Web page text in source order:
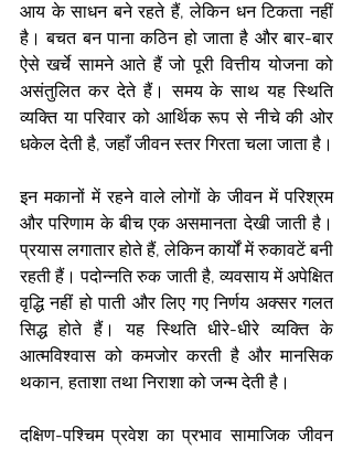
आय के साधन बने रहते हैं, लेकिन धन टिकता नहीं
है। बचत बन पाना कठिन हो जाता है और बार-बार
ऐसे खर्चे सामने आते हैं जो पूरी वित्तीय योजना को
असंतुलित कर देते हैं। समय के साथ यह स्थिति
व्यक्ति या परिवार को आर्थिक रूप से नीचे की ओर
धकेल देती है, जहाँ जीवन स्तर गिरता चला जाता है।
इन मकानों में रहने वाले लोगों के जीवन में परिश्रम
और परिणाम के बीच एक असमानता देखी जाती है।
प्रयास लगातार होते हैं, लेकिन कार्यों में रुकावटें बनी
रहती हैं। पदोन्नति रुक जाती है, व्यवसाय में अपेक्षित
वृद्धि नहीं हो पाती और लिए गए निर्णय अक्सर गलत
सिद्ध होते हैं। यह स्थिति धीरे-धीरे व्यक्ति के
आत्मविश्वास को कमजोर करती है और मानसिक
थकान, हताशा तथा निराशा को जन्म देती है।
दक्षिण-पश्चिम प्रवेश का प्रभाव सामाजिक जीवन